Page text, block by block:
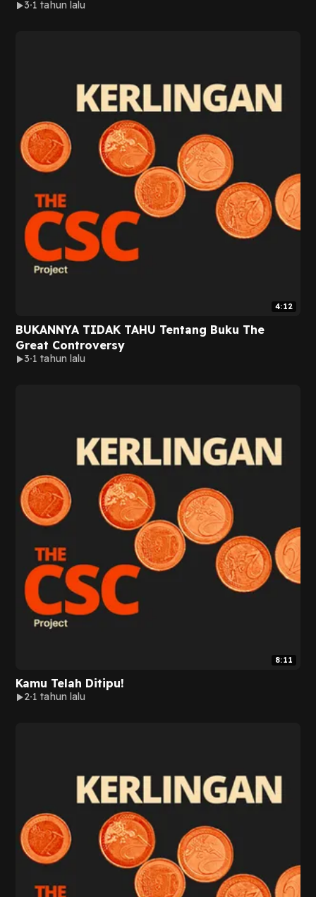
3 1 tahun lalu
4:12
BUKANNYA TIDAK TAHU Tentang Buku The
Great Controversy
3 1 tahun lalu
8:11
Kamu Telah Ditipu!
2 1 tahun lalu